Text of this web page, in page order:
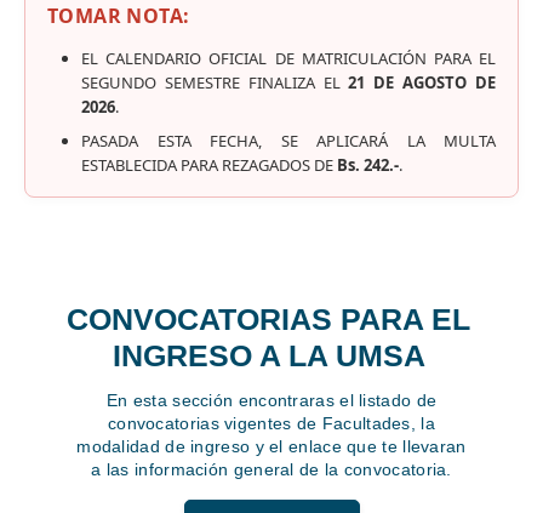
TOMAR NOTA:
EL CALENDARIO OFICIAL DE MATRICULACIÓN PARA EL
SEGUNDO SEMESTRE FINALIZA EL21 DE AGOSTO DE
2026.
PASADA ESTA FECHA, SE APLICARÁ LA MULTA
ESTABLECIDA PARA REZAGADOS DE Bs. 242.-.
CONVOCATORIAS PARA EL
INGRESO A LA UMSA
En esta sección encontraras el listado de
convocatorias vigentes de Facultades, la
modalidad de ingreso y el enlace que te llevaran
a las información general de la convocatoria.